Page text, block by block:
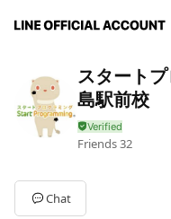
スタート
島駅前校
Friends32
Chat